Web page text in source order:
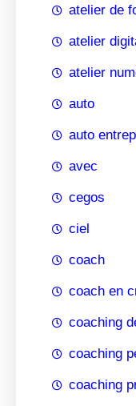
atelier de
atelier
atelier
auto
auto
avec
cegos
ciel
coach
coach en
coaching
coaching
coaching